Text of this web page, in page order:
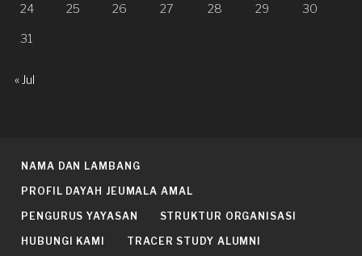
24 25 26 27 28 29 30
31
« Jul
NAMA DAN LAMBANG
PROFIL DAYAH JEUMALA AMAL
PENGURUS YAYASAN STRUKTUR ORGANISASI
HUBUNGI KAMI TRACER STUDY ALUMNI